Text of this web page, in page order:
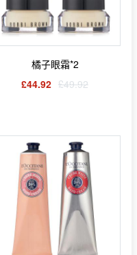
橘子眼霜*2
£44.92 £49.92